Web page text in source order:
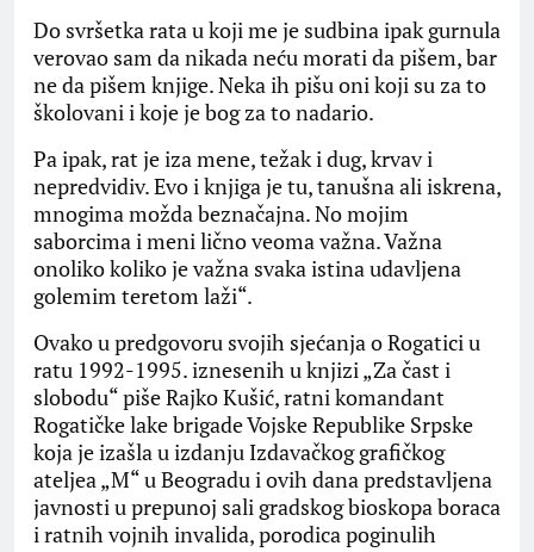
Do svršetka rata u koji me je sudbina ipak gurnula
verovao sam da nikada neću morati da pišem, bar
ne da pišem knjige. Neka ih pišu oni koji su za to
školovani i koje je bog za to nadario.
Pa ipak, rat je iza mene, težak i dug, krvav i
nepredvidiv. Evo i knjiga je tu, tanušna ali iskrena,
mnogima možda beznačajna. No mojim
saborcima i meni lično veoma važna. Važna
onoliko koliko je važna svaka istina udavljena
golemim teretom laži“.
Ovako u predgovoru svojih sjećanja o Rogatici u
ratu 1992-1995. iznesenih u knjizi „Za čast i
slobodu“ piše Rajko Kušić, ratni komandant
Rogatičke lake brigade Vojske Republike Srpske
koja je izašla u izdanju Izdavačkog grafičkog
ateljea „M“ u Beogradu i ovih dana predstavljena
javnosti u prepunoj sali gradskog bioskopa boraca
i ratnih vojnih invalida, porodica poginulih